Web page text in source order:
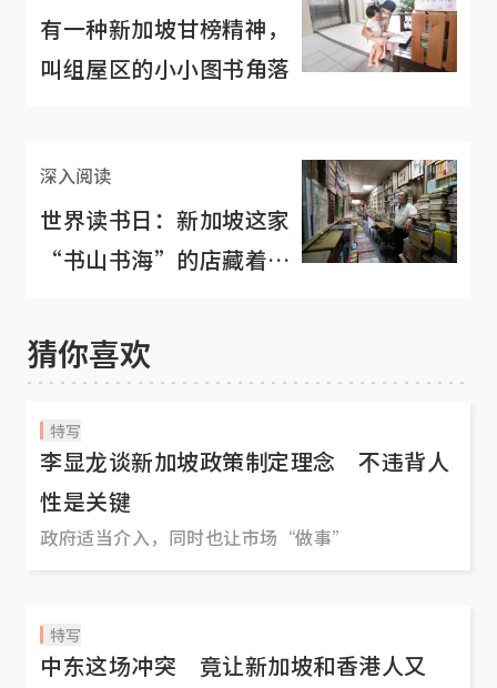
有一种新加坡甘榜精神，
叫组屋区的小小图书角落
深入阅读
世界读书日：新加坡这家
“书山书海”的店藏着一
猜你喜欢
特写
李显龙谈新加坡政策制定理念 不违背人
性是关键
政府适当介入，同时也让市场“做事”
特写
中东这场冲突 竟让新加坡和香港人又